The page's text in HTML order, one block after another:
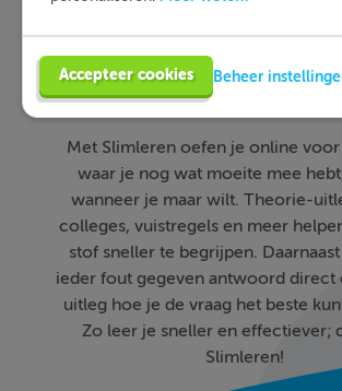
Wat isSlimleren
eigenlijk?
Met Slimleren oefen je online voor
waar je nog wat moeite mee
wanneer je maar wilt. Theorie-
colleges, vuistregels en meer
stof sneller te begrijpen.
ieder fout gegeven antwoord direct
uitleg hoe je de vraag het beste
Zo leer je sneller en effectiever;
Slimleren!
Accepteer cookies Beheer